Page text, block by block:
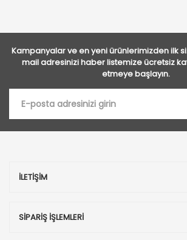
Kampanyalar ve en yeni ürünlerimizden ilk
mail adresinizi haber listemize ücretsiz
etmeye başlayın.
İLETİŞİM
SİPARİŞ İŞLEMLERİ